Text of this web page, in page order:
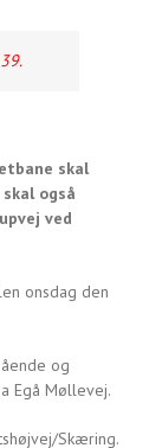
skal
også
ved
onsdag den
og
Egå Møllevej.
Skæring.